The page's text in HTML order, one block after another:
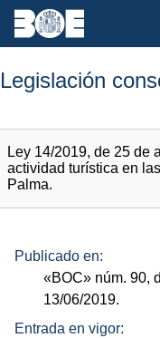
Legislación
Ley 14/2019, de 25 de
actividad turística en
Palma.
Publicado en:
«BOC» núm. 90,
13/06/2019.
Entrada en vigor: